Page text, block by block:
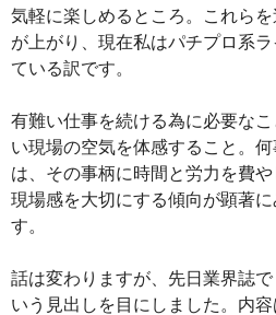
気軽に楽しめるところ。これら
が上がり、現在私はパチプロ系
ている訳です。
有難い仕事を続ける為に必要な
い現場の空気を体感すること。
は、その事柄に時間と労力を費や
現場感を大切にする傾向が顕著
す。
話は変わりますが、先日業界誌
いう見出しを目にしました。内